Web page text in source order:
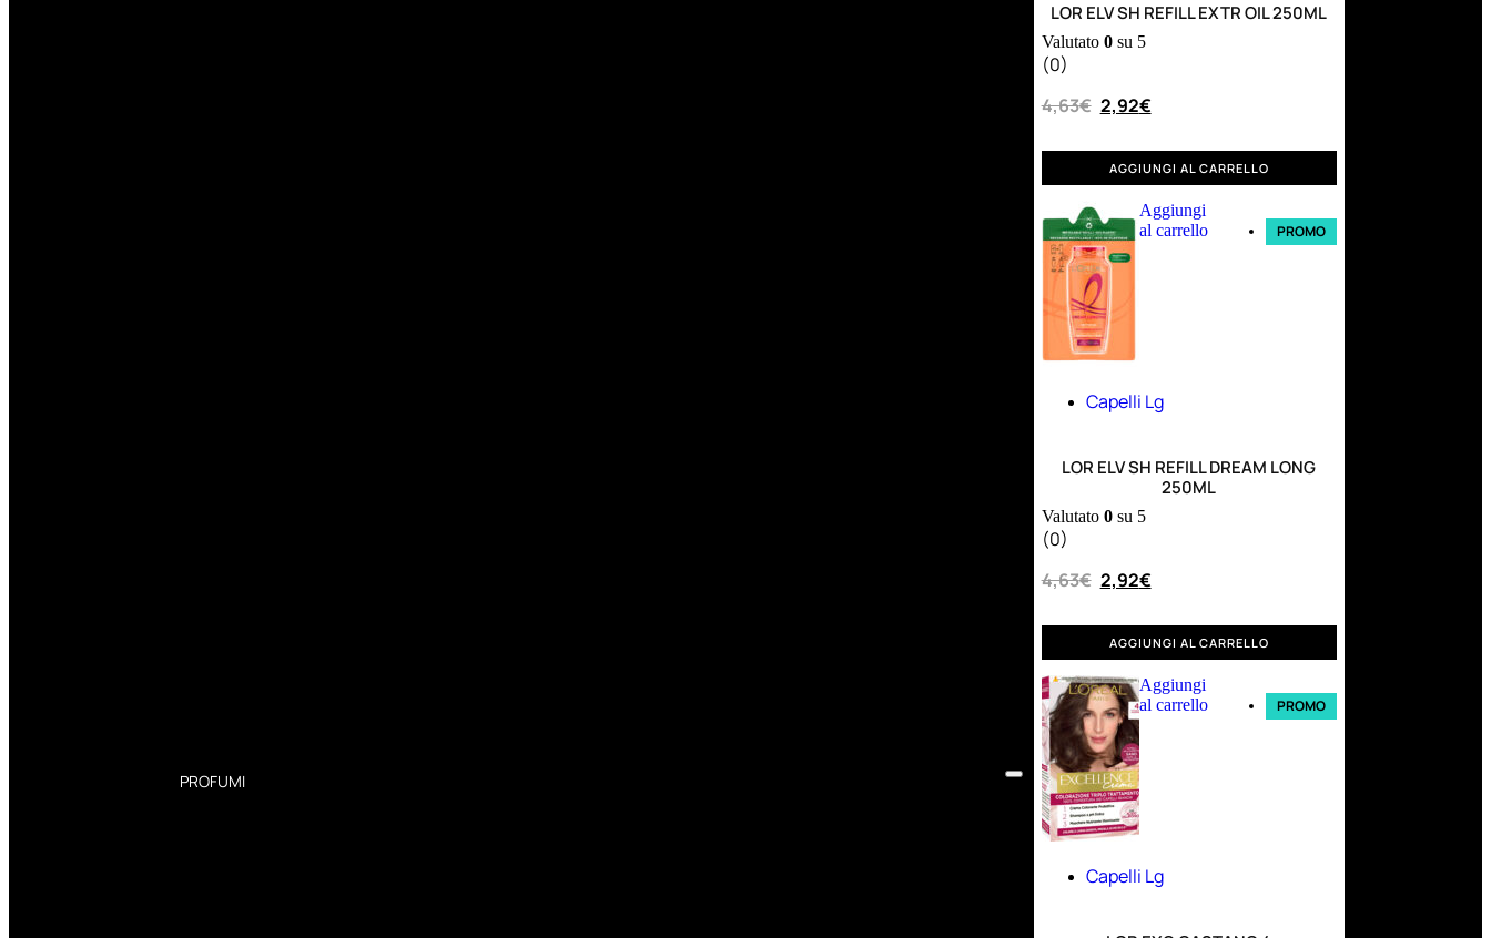
PROFUMI
LOR ELV SH REFILL EXTR OIL 250ML
Valutato 0su 5
(0)
4,63€ 2,92€
AGGIUNGI AL CARRELLO
Aggiungi
al carrello
PROMO
Capelli Lg
LOR ELV SH REFILL DREAM LONG
250ML
Valutato 0su 5
(0)
4,63€ 2,92€
AGGIUNGI AL CARRELLO
Aggiungi
al carrello
PROMO
Capelli Lg